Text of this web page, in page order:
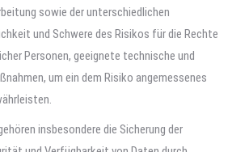
sowie der unterschiedlichen
und Schwere des Risikos für die Rechte
Personen, geeignete technische und
um ein dem Risiko angemessenes
insbesondere die Sicherung der